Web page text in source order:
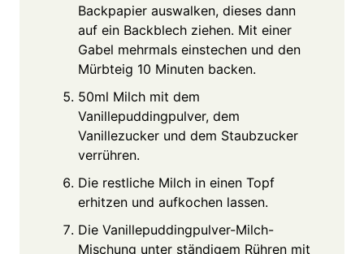
Backpapier auswalken, dieses dann
auf ein Backblech ziehen. Mit einer
Gabel mehrmals einstechen und den
Mürbteig 10 Minuten backen.
50ml Milch mit dem
Vanillepuddingpulver, dem
Vanillezucker und dem Staubzucker
verrühren.
Die restliche Milch in einen Topf
erhitzen und aufkochen lassen.
Die Vanillepuddingpulver-Milch-
Mischung unter ständigem Rühren mit